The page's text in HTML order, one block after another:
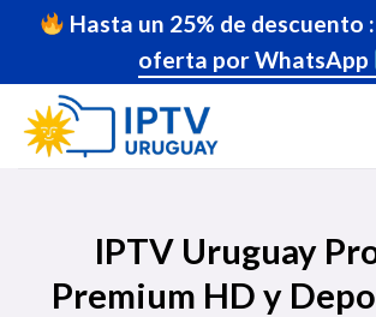
Hasta un 25% de descuento :
oferta por WhatsApp
IPTV Uruguay
Premium HD y